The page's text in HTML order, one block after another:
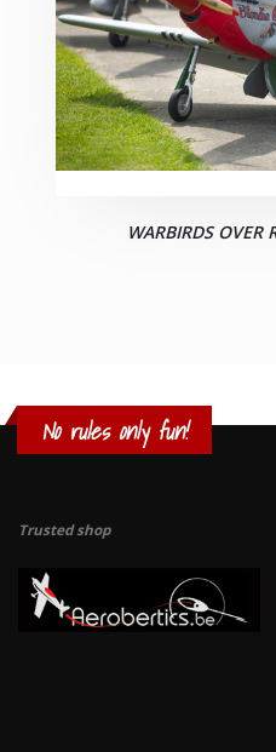
WARBIRDS OVER
No rules only fun!
Trusted shop